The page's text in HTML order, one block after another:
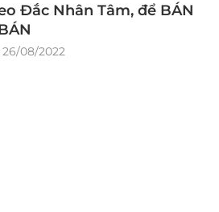
Đắc Nhân Tâm, để BÁN
26/08/2022